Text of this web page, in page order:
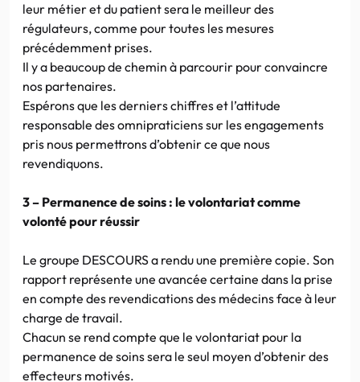
leur métier et du patient sera le meilleur des
régulateurs, comme pour toutes les mesures
précédemment prises.
Il y a beaucoup de chemin à parcourir pour convaincre
nos partenaires.
Espérons que les derniers chiffres et l’attitude
responsable des omnipraticiens sur les engagements
pris nous permettrons d’obtenir ce que nous
revendiquons.
3 – Permanence de soins : le volontariat comme
volonté pour réussir
Le groupe DESCOURS a rendu une première copie. Son
rapport représente une avancée certaine dans la prise
en compte des revendications des médecins face à leur
charge de travail.
Chacun se rend compte que le volontariat pour la
permanence de soins sera le seul moyen d’obtenir des
effecteurs motivés.